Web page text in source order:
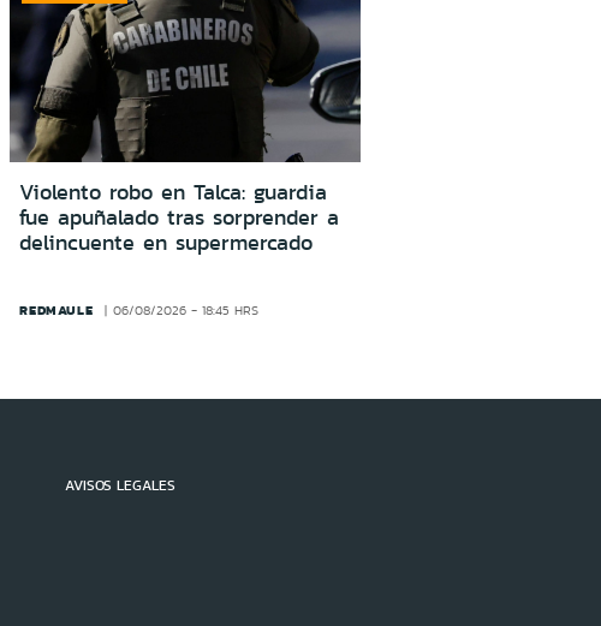
Violento robo en Talca: guardia
fue apuñalado tras sorprender a
delincuente en supermercado
REDMAULE 06/08/2026 - 18:45 HRS
AVISOS LEGALES